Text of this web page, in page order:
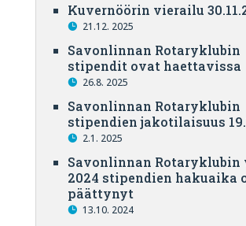
Kuvernöörin vierailu
21.12. 2025
Savonlinnan Rotaryklubin
stipendit ovat haettavissa
26.8. 2025
Savonlinnan Rotaryklubin
stipendien jakotilaisuus
2.1. 2025
Savonlinnan Rotaryklubin
2024 stipendien hakuaika
päättynyt
13.10. 2024